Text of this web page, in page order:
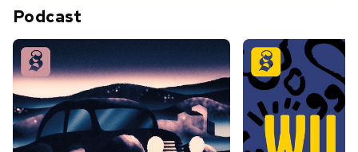
Podcast